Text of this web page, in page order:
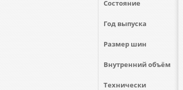
Состояние
Год выпуска
Размер шин
Внутренний объём
Технически